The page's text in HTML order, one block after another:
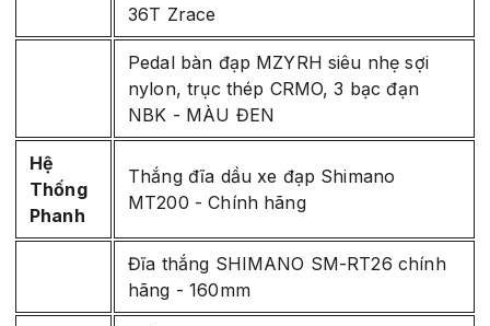
36T Zrace
Pedal bàn đạp MZYRH siêu nhẹ sợi
nylon, trục thép CRMO, 3 bạc đạn
NBK - MÀU ĐEN
Hệ
Thống
Phanh
Thắng đĩa dầu xe đạp Shimano
MT200 - Chính hãng
Đĩa thắng SHIMANO SM-RT26 chính
hãng - 160mm